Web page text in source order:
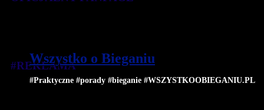
Wszystko o Bieganiu
#Praktyczne #porady #bieganie #WSZYSTKOOBIEGANIU.PL
#REKLAMA